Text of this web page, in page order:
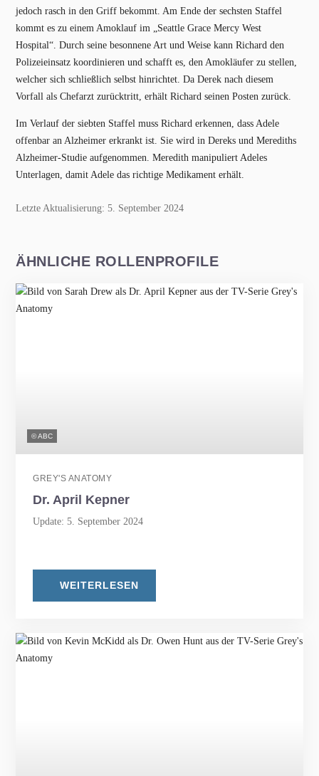
jedoch rasch in den Griff bekommt. Am Ende der sechsten Staffel
kommt es zu einem Amoklauf im „Seattle Grace Mercy West
Hospital“. Durch seine besonnene Art und Weise kann Richard den
Polizeieinsatz koordinieren und schafft es, den Amokläufer zu stellen,
welcher sich schließlich selbst hinrichtet. Da Derek nach diesem
Vorfall als Chefarzt zurücktritt, erhält Richard seinen Posten zurück.
Im Verlauf der siebten Staffel muss Richard erkennen, dass Adele
offenbar an Alzheimer erkrankt ist. Sie wird in Dereks und Merediths
Alzheimer-Studie aufgenommen. Meredith manipuliert Adeles
Unterlagen, damit Adele das richtige Medikament erhält.
Letzte Aktualisierung: 5. September 2024
ÄHNLICHE ROLLENPROFILE
© ABC
GREY'S ANATOMY
Dr. April Kepner
Update: 5. September 2024
WEITERLESEN